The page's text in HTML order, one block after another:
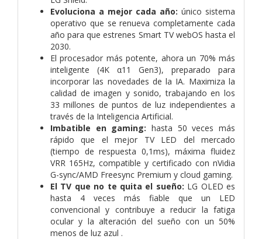
Evoluciona a mejor cada año: único sistema
operativo que se renueva completamente cada
año para que estrenes Smart TV webOS hasta el
2030.
El procesador más potente, ahora un 70% más
inteligente (4K α11 Gen3), preparado para
incorporar las novedades de la IA. Maximiza la
calidad de imagen y sonido, trabajando en los
33 millones de puntos de luz independientes a
través de la Inteligencia Artificial.
Imbatible en gaming: hasta 50 veces más
rápido que el mejor TV LED del mercado
(tiempo de respuesta 0,1ms), máxima fluidez
VRR 165Hz, compatible y certificado con nVidia
G-sync/AMD Freesync Premium y cloud gaming.
El TV que no te quita el sueño: LG OLED es
hasta 4 veces más fiable que un LED
convencional y contribuye a reducir la fatiga
ocular y la alteración del sueño con un 50%
menos de luz azul .